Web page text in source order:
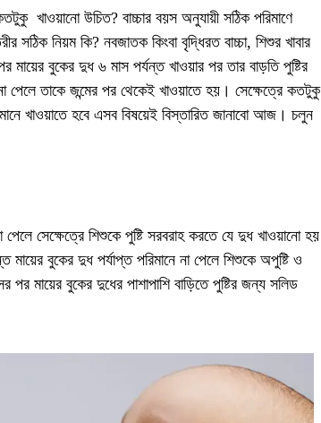
খাওয়ানো উচিত? বাচ্চার বয়স অনুযায়ী সঠিক পরিমাণে
সঠিক নিয়ম কি? নবজাতক কিংবা বৃদ্ধিরত বাচ্চা, শিশুর খাবার
বুকের দুধ ৬ মাস পর্যন্ত খাওয়ার পর তার বাড়তি পুষ্টির
পেলে তাকে জন্মের পর থেকেই খাওয়াতে হয়। সেক্ষেত্রে কতটুকু
খাওয়াতে হবে এসব বিষয়েই বিস্তারিত জানাবো আজ। চলুন
সেক্ষেত্রে শিশুকে পুষ্টি সরবরাহ করতে যে দুধ খাওয়ানো হয়
বুকের দুধ পর্যাপ্ত পরিমানে না পেলে শিশুকে অপুষ্টি ও
মায়ের বুকের দুধের পাশাপাশি বাড়িতে পুষ্টির জন্য সলিড